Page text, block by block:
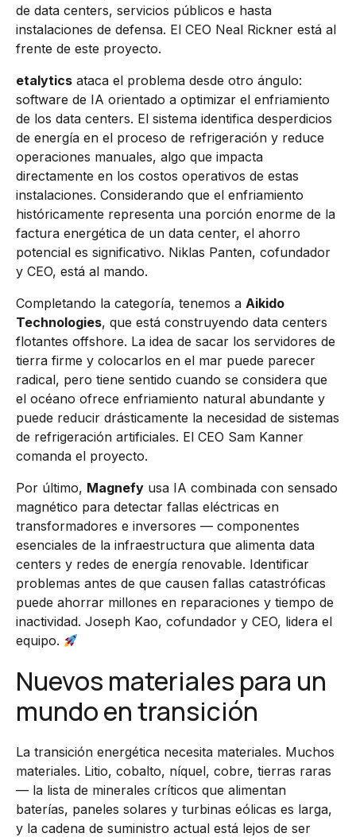
de data centers, servicios públicos e hasta
instalaciones de defensa. El CEO Neal Rickner está al
frente de este proyecto.
etalytics ataca el problema desde otro ángulo:
software de IA orientado a optimizar el enfriamiento
de los data centers. El sistema identifica desperdicios
de energía en el proceso de refrigeración y reduce
operaciones manuales, algo que impacta
directamente en los costos operativos de estas
instalaciones. Considerando que el enfriamiento
históricamente representa una porción enorme de la
factura energética de un data center, el ahorro
potencial es significativo. Niklas Panten, cofundador
y CEO, está al mando.
Completando la categoría, tenemos a Aikido
Technologies, que está construyendo data centers
flotantes offshore. La idea de sacar los servidores de
tierra firme y colocarlos en el mar puede parecer
radical, pero tiene sentido cuando se considera que
el océano ofrece enfriamiento natural abundante y
puede reducir drásticamente la necesidad de sistemas
de refrigeración artificiales. El CEO Sam Kanner
comanda el proyecto.
Por último, Magnefy usa IA combinada con sensado
magnético para detectar fallas eléctricas en
transformadores e inversores — componentes
esenciales de la infraestructura que alimenta data
centers y redes de energía renovable. Identificar
problemas antes de que causen fallas catastróficas
puede ahorrar millones en reparaciones y tiempo de
inactividad. Joseph Kao, cofundador y CEO, lidera el
equipo.
Nuevos materiales para un
mundo en transición
La transición energética necesita materiales. Muchos
materiales. Litio, cobalto, níquel, cobre, tierras raras
— la lista de minerales críticos que alimentan
baterías, paneles solares y turbinas eólicas es larga,
y la cadena de suministro actual está lejos de ser